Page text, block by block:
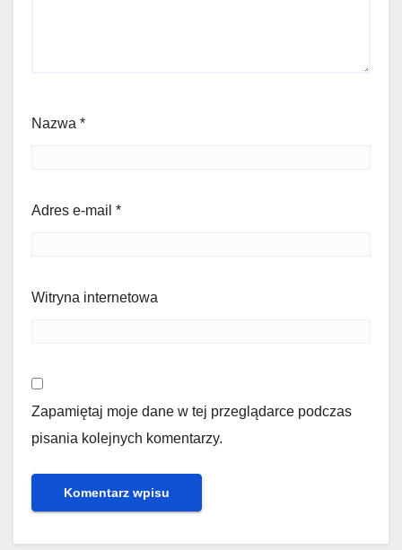
Nazwa *
Adres e-mail *
Witryna internetowa
Zapamiętaj moje dane w tej przeglądarce podczas
pisania kolejnych komentarzy.